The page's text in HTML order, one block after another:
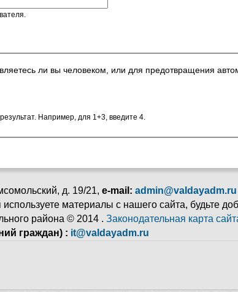
ли вы человеком, или для предотвращения
Например, для 1+3, введите 4.
д. 19/21, e-mail: admin@valdayadm.ru
материалы с нашего сайта, будьте
района © 2014 . Законодательная карта
граждан) : it@valdayadm.ru